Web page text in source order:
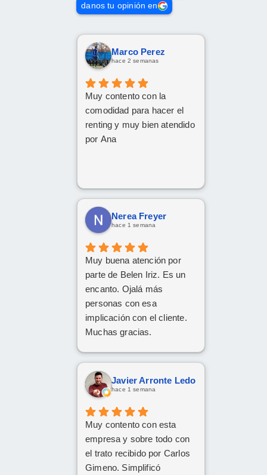
danos tu opinión en
Marco Perez
hace 2 semanas
Muy contento con la
comodidad para hacer el
renting y muy bien atendido
por Ana
Nerea Freyer
hace 1 semana
Muy buena atención por
parte de Belen Iriz. Es un
encanto. Ojalá más
personas con esa
implicación con el cliente.
Muchas gracias.
Javier Arronte Ledo
hace 1 semana
Muy contento con esta
empresa y sobre todo con
el trato recibido por Carlos
Gimeno. Simplificó